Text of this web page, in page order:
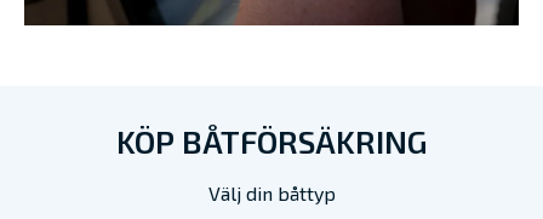
KÖP BÅTFÖRSÄKRING
Välj din båttyp